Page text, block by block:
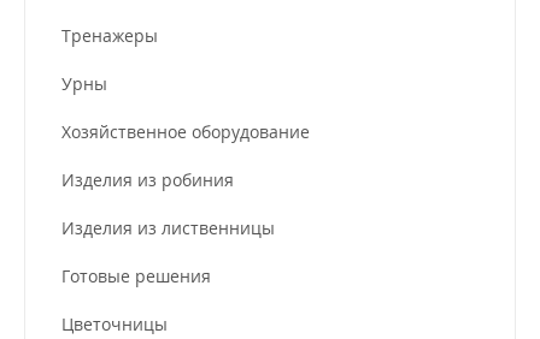
Тренажеры
Урны
Хозяйственное оборудование
Изделия из робиния
Изделия из лиственницы
Готовые решения
Цветочницы